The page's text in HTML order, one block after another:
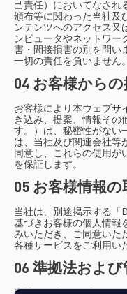
己責任）においてなされ
頒布等に関わった当社及
ンテンツへのアクセス又
ンピュータやネットワー
害・間接損害の別を問い
一切の責任を負いません。
04 お客様からの
お客様により本ウェブサ
き込み、提案、情報その
す。）は、秘密性がない
は、当社及び関連会社等
同意し、これらの使用が
を保証します。
05 お客様情報
当社は、別途掲示する「
基づきお客様の個人情報
みいただき、ご同意いた
各種サービスをご利用い
06 準拠法および